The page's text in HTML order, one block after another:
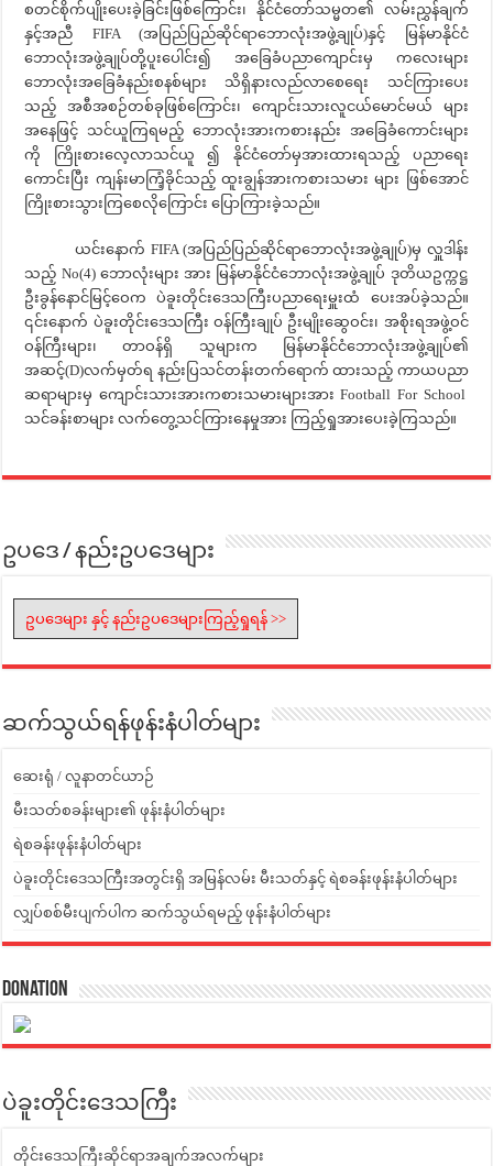
စတင်စိုက်ပျိုးပေးခဲ့ခြင်းဖြစ်ကြောင်း၊ နိုင်ငံတော်သမ္မတ၏ လမ်းညွှန်ချက်
နှင့်အညီ FIFA (အပြည်ပြည်ဆိုင်ရာဘောလုံးအဖွဲ့ချုပ်)နှင့် မြန်မာနိုင်ငံ
ဘောလုံးအဖွဲ့ချုပ်တို့ပူးပေါင်း၍ အခြေခံပညာကျောင်းမှ ကလေးများ
ဘောလုံးအခြေခံနည်းစနစ်များ သိရှိနားလည်လာစေရေး သင်ကြားပေး
သည့် အစီအစဉ်တစ်ခုဖြစ်ကြောင်း၊ ကျောင်းသားလူငယ်မောင်မယ် များ
အနေဖြင့် သင်ယူကြရမည့် ဘောလုံးအားကစားနည်း အခြေခံကောင်းများ
ကို ကြိုးစားလေ့လာသင်ယူ ၍ နိုင်ငံတော်မှအားထားရသည့် ပညာရေး
ကောင်းပြီး ကျန်းမာကြံ့ခိုင်သည့် ထူးချွန်အားကစားသမား များ ဖြစ်အောင်
ကြိုးစားသွားကြစေလိုကြောင်း ပြောကြားခဲ့သည်။
ယင်းနောက် FIFA (အပြည်ပြည်ဆိုင်ရာဘောလုံးအဖွဲ့ချုပ်)မှ လှူဒါန်း
သည့် No(4) ဘောလုံးများ အား မြန်မာနိုင်ငံဘောလုံးအဖွဲ့ချုပ် ဒုတိယဥက္ကဋ္ဌ
ဦးခွန်နောင်မြင့်ဝေက ပဲခူးတိုင်းဒေသကြီးပညာရေးမှူးထံ ပေးအပ်ခဲ့သည်။
၎င်းနောက် ပဲခူးတိုင်းဒေသကြီး ဝန်ကြီးချုပ် ဦးမျိုးဆွေဝင်း၊ အစိုးရအဖွဲ့ဝင်
ဝန်ကြီးများ၊ တာဝန်ရှိ သူများက မြန်မာနိုင်ငံဘောလုံးအဖွဲ့ချုပ်၏
အဆင့်(D)လက်မှတ်ရ နည်းပြသင်တန်းတက်ရောက် ထားသည့် ကာယပညာ
ဆရာများမှ ကျောင်းသားအားကစားသမားများအား Football For School
သင်ခန်းစာများ လက်တွေ့သင်ကြားနေမှုအား ကြည့်ရှုအားပေးခဲ့ကြသည်။
ဥပဒေ / နည်းဥပဒေများ
ဥပဒေများ နှင့် နည်းဥပဒေများကြည့်ရှုရန် >>
ဆက်သွယ်ရန်ဖုန်းနံပါတ်များ
ဆေးရုံ / လူနာတင်ယာဉ်
မီးသတ်စခန်းများ၏ ဖုန်းနံပါတ်များ
ရဲစခန်းဖုန်းနံပါတ်များ
ပဲခူးတိုင်းဒေသကြီးအတွင်းရှိ အမြန်လမ်း မီးသတ်နှင့် ရဲစခန်းဖုန်းနံပါတ်များ
လျှပ်စစ်မီးပျက်ပါက ဆက်သွယ်ရမည့် ဖုန်းနံပါတ်များ
Donation
ပဲခူးတိုင်းဒေသကြီး
တိုင်းဒေသကြီးဆိုင်ရာအချက်အလက်များ